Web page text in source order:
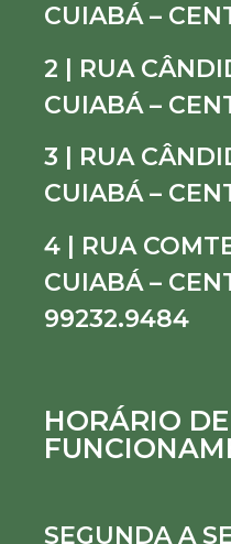
CUIABÁ –
2 | RUA
CUIABÁ –
3 | RUA
CUIABÁ –
4 | RUA
CUIABÁ –
99232.9484
HORÁRIO DE
SEGUNDA A